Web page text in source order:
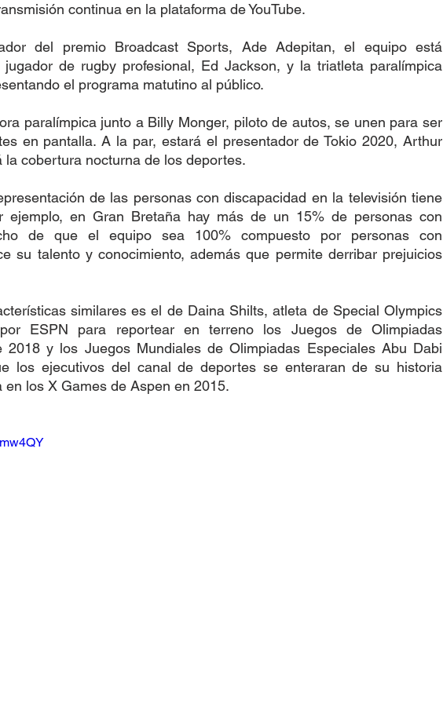
continua en la plataforma de YouTube.
del premio Broadcast Sports, Ade Adepitan, el equipo está
de rugby profesional, Ed Jackson, y la triatleta paralímpica
el programa matutino al público.
paralímpica junto a Billy Monger, piloto de autos, se unen para ser
en pantalla. A la par, estará el presentador de Tokio 2020, Arthur
la cobertura nocturna de los deportes.
de las personas con discapacidad en la televisión tiene
ejemplo, en Gran Bretaña hay más de un 15% de personas con
de que el equipo sea 100% compuesto por personas con
su talento y conocimiento, además que permite derribar prejuicios
similares es el de Daina Shilts, atleta de Special Olympics
ESPN para reportear en terreno los Juegos de Olimpiadas
2018 y los Juegos Mundiales de Olimpiadas Especiales Abu Dabi
los ejecutivos del canal de deportes se enteraran de su historia
en los X Games de Aspen en 2015.